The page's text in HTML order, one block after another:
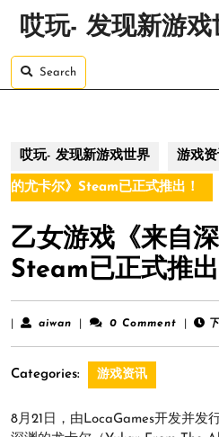
哎玩- 发现新游戏
Search
哎玩- 发现新游戏世界 游戏
的尤卡尔》Steam已正式推出！
乙女游戏《来自
Steam已正式推出
aiwan aiwan 0 Comment
Categories: 游戏资讯
8月21日，由LocaGames开发并发